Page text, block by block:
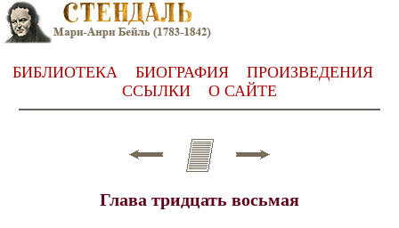
БИБЛИОТЕКА БИОГРАФИЯ
ПРОИЗВЕДЕНИЯ
ССЫЛКИ
О САЙТЕ
Глава тридцать восьмая